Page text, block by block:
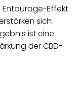
Effekt
sich
ist eine
der CBD-